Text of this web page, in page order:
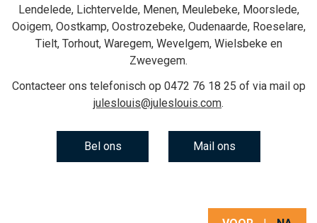
Lendelede, Lichtervelde, Menen, Meulebeke, Moorslede,
Ooigem, Oostkamp, Oostrozebeke, Oudenaarde, Roeselare,
Tielt, Torhout, Waregem, Wevelgem, Wielsbeke en
Zwevegem.
Contacteer ons telefonisch op 0472 76 18 25 of via mail op
juleslouis@juleslouis.com.
Bel ons Mail ons